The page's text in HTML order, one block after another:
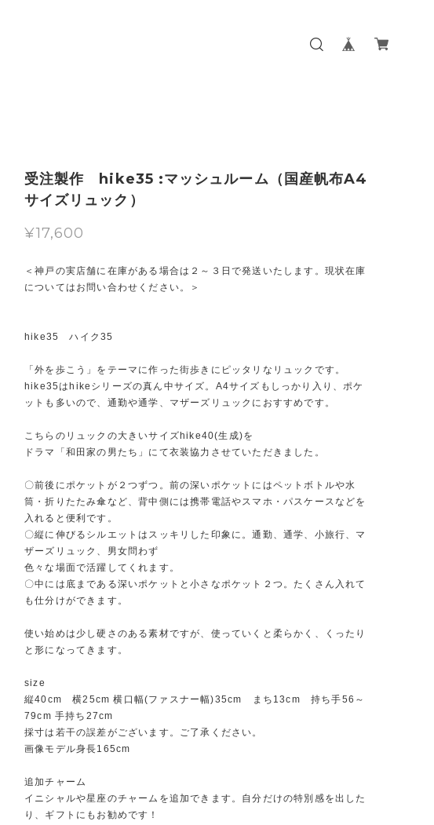
受注製作 hike35 :マッシュルーム（国産帆布A4
サイズリュック）
¥17,600
＜神戸の実店舗に在庫がある場合は２～３日で発送いたします。現状在庫
についてはお問い合わせください。＞
hike35 ハイク35
「外を歩こう」をテーマに作った街歩きにピッタリなリュックです。
hike35はhikeシリーズの真ん中サイズ。A4サイズもしっかり入り、ポケ
ットも多いので、通勤や通学、マザーズリュックにおすすめです。
こちらのリュックの大きいサイズhike40(生成)を
ドラマ「和田家の男たち」にて衣装協力させていただきました。
〇前後にポケットが２つずつ。前の深いポケットにはペットボトルや水
筒・折りたたみ傘など、背中側には携帯電話やスマホ・パスケースなどを
入れると便利です。
〇縦に伸びるシルエットはスッキリした印象に。通勤、通学、小旅行、マ
ザーズリュック、男女問わず
色々な場面で活躍してくれます。
〇中には底まである深いポケットと小さなポケット２つ。たくさん入れて
も仕分けができます。
使い始めは少し硬さのある素材ですが、使っていくと柔らかく、くったり
と形になってきます。
size
縦40cm 横25cm 横口幅(ファスナー幅)35cm まち13cm 持ち手56～
79cm 手持ち27cm
採寸は若干の誤差がございます。ご了承ください。
画像モデル身長165cm
追加チャーム
イニシャルや星座のチャームを追加できます。自分だけの特別感を出した
り、ギフトにもお勧めです！